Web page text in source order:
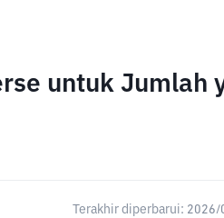
untuk Jumlah
Terakhir diperbarui: 2026/